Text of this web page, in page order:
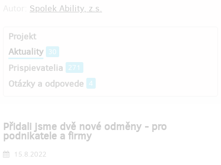
Spolek Ability, z.s.
Projekt
Aktuality 30
Prispievatelia 271
Otázky a odpovede 4
Přidali jsme dvě nové odměny - pro
podnikatele a firmy
15.8.2022